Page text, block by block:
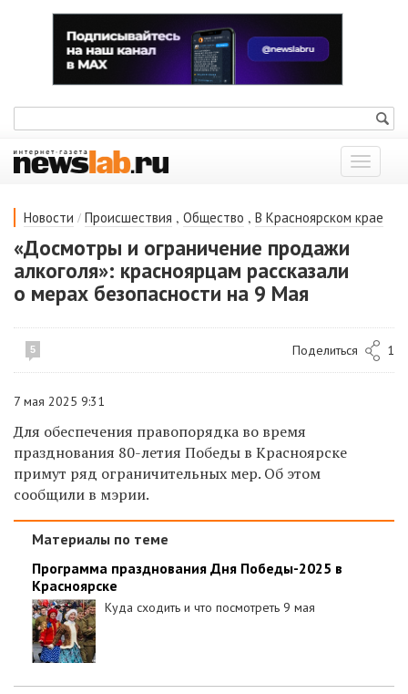
Показать
меню
Новости / Происшествия , Общество , В Красноярском крае
«Досмотры и ограничение продажи
алкоголя»: красноярцам рассказали
о мерах безопасности на 9 Мая
5 Поделиться 1
7 мая 2025 9:31
Для обеспечения правопорядка во время
празднования 80-летия Победы в Красноярске
примут ряд ограничительных мер. Об этом
сообщили в мэрии.
Материалы по теме
Программа празднования Дня Победы-2025 в
Красноярске
Куда сходить и что посмотреть 9 мая